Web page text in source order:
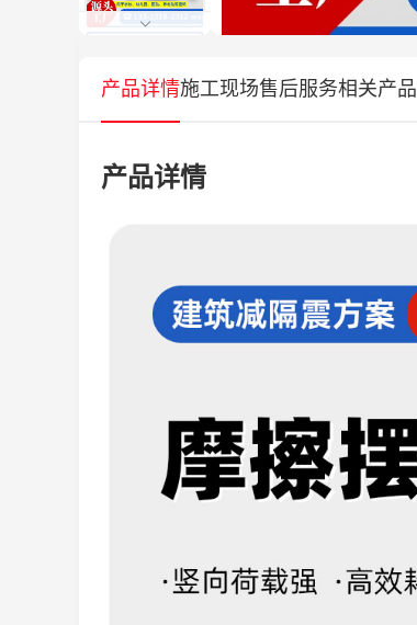
产品详情施工现场售后服务相关产品
产品详情